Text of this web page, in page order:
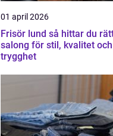
01 april 2026
Frisör lund så hittar du rätt
salong för stil, kvalitet och
trygghet